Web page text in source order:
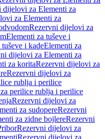
dijelovi za Elementi za
za Elementi za
Rezervni dijelovi za
Elementi za tuševe i
i kadeElementi za
dijelovi za Elementi za
za koritaRezervni dijelovi za
Rezervni dijelovi za
rublja i perilice
perilice rublja i perilice
Rezervni dijelovi za
za sudopereRezervni
za zidne bojlereRezervni
Rezervni dijelovi za
Rezervni dijelovi za